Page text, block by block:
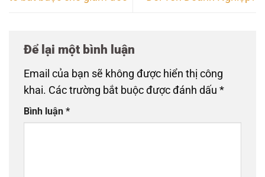
Để lại một bình luận
Email của bạn sẽ không được hiển thị công
khai. Các trường bắt buộc được đánh dấu *
Bình luận *